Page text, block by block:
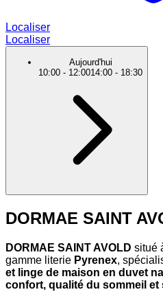
Localiser
Localiser
Aujourd'hui
10:00 - 12:0014:00 - 18:30
DORMAE SAINT
DORMAE SAINT AVOLD situé
gamme literie Pyrenex,
et linge de maison en duvet
confort, qualité du sommeil